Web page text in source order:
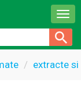
extracte